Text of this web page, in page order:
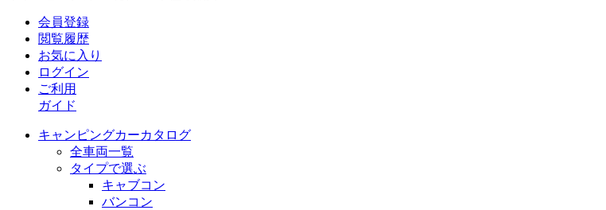
会員登録
閲覧履歴
お気に入り
ログイン
ご利用
ガイド
キャンピングカーカタログ
全車両一覧
タイプで選ぶ
キャブコン
バンコン